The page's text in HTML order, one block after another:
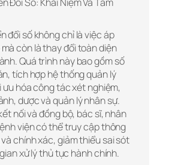
đổi số không chỉ là việc áp
còn là thay đổi toàn diện
Quá trình này bao gồm số
tích hợp hệ thống quản lý
hóa công tác xét nghiệm,
dược và quản lý nhân sự.
nối và đồng bộ, bác sĩ, nhân
viện có thể truy cập thông
chính xác, giảm thiểu sai sót
xử lý thủ tục hành chính.